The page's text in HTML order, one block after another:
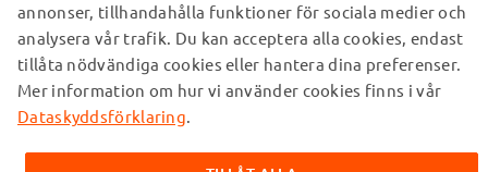
VÅRA FRAKTPARTNERS
© subtel.se 2026
Alla priser är inklusive moms och exklusive fraktkostnader.
varumärken tillhörande deras ägare och anges på våra
annonser, tillhandahålla funktioner för sociala medier och
analysera vår trafik. Du kan acceptera alla cookies, endast
tillåta nödvändiga cookies eller hantera dina preferenser.
Mer information om hur vi använder cookies finns i vår
Dataskyddsförklaring.